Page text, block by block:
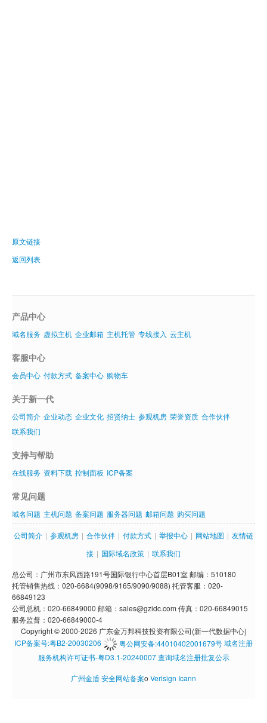
原文链接
返回列表
产品中心
域名服务 虚拟主机 企业邮箱 主机托管 专线接入 云主机
客服中心
会员中心 付款方式 备案中心 购物车
关于新一代
公司简介 企业动态 企业文化 招贤纳士 参观机房 荣誉资质 合作伙伴
联系我们
支持与帮助
在线服务 资料下载 控制面板 ICP备案
常见问题
域名问题 主机问题 备案问题 服务器问题 邮箱问题 购买问题
公司简介 | 参观机房 | 合作伙伴 | 付款方式 | 举报中心 | 网站地图 | 友情链
接 | 国际域名政策 | 联系我们
总公司：广州市东风西路191号国际银行中心首层B01室 邮编：510180
托管销售热线：020-6684(9098/9165/9090/9088) 托管客服：020-
66849123
公司总机：020-66849000 邮箱：sales@gzidc.com 传真：020-66849015
服务监督：020-66849000-4
Copyright © 2000-2026 广东金万邦科技投资有限公司(新一代数据中心)
ICP备案号:粤B2-20030206
粤公网安备:44010402001679号域名注册
服务机构许可证书-粤D3.1-20240007 查询域名注册批复公示
广州金盾安全网站备案o Verisign Icann